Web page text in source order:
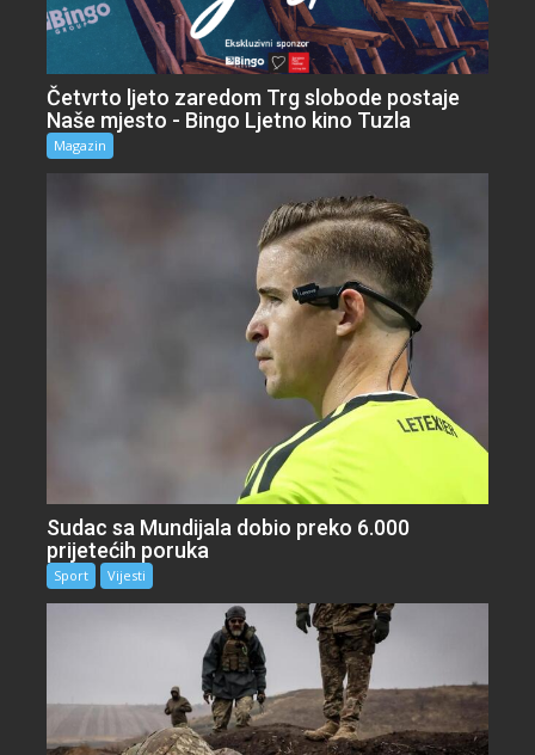
Četvrto ljeto zaredom Trg slobode postaje
Naše mjesto - Bingo Ljetno kino Tuzla
Magazin
Sudac sa Mundijala dobio preko 6.000
prijetećih poruka
Sport Vijesti